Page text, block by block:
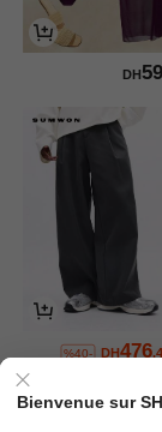
DH
DH476
%40-
Bienvenue sur